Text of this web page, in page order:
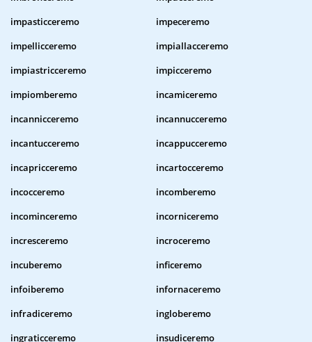
impasticceremo
impeceremo
impellicceremo
impiallacceremo
impiastricceremo
impicceremo
impiomberemo
incamiceremo
incannicceremo
incannucceremo
incantucceremo
incappucceremo
incapricceremo
incartocceremo
incocceremo
incomberemo
incominceremo
incorniceremo
incresceremo
incroceremo
incuberemo
inficeremo
infoiberemo
infornaceremo
infradiceremo
ingloberemo
ingraticceremo
insudiceremo